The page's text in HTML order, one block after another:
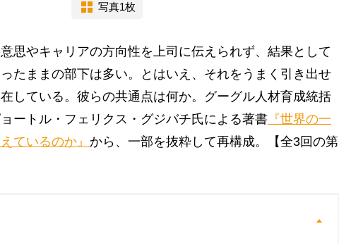
写真1枚
思やキャリアの方向性を上司に伝えられず、結果として
ったままの部下は多い。とはいえ、それをうまく引き出せ
している。彼らの共通点は何か。グーグル人材育成統括
ートル・フェリクス・グジバチ氏による著書 『世界の一
ているのか』 から、一部を抜粋して再構成。【全3回の第